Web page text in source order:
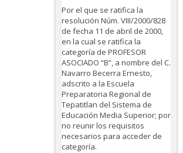
Por el que se ratifica la
resolución Núm. VIII/2000/828
de fecha 11 de abril de 2000,
en la cual se ratifica la
categoría de PROFESOR
ASOCIADO “B”, a nombre del C.
Navarro Becerra Ernesto,
adscrito a la Escuela
Preparatoria Regional de
Tepatitlan del Sistema de
Educación Media Superior; por
no reunir los requisitos
necesarios para acceder de
categoría.